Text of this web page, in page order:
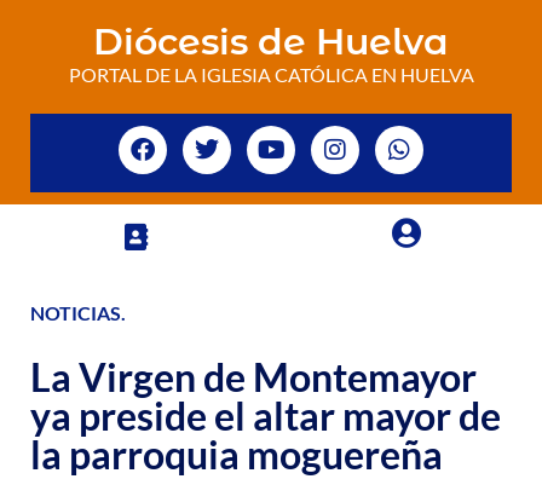
Diócesis de Huelva
PORTAL DE LA IGLESIA CATÓLICA EN HUELVA
NOTICIAS.
La Virgen de Montemayor
ya preside el altar mayor de
la parroquia moguereña